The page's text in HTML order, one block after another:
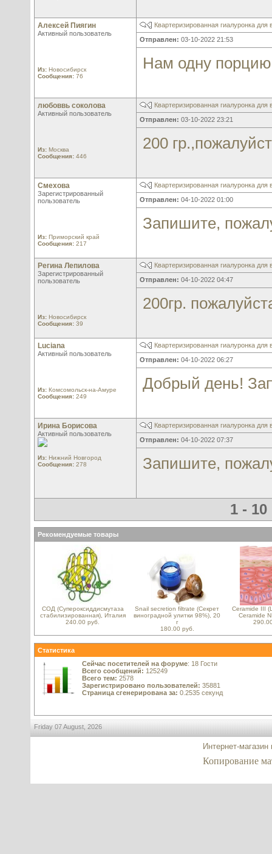
Алексей Пиягин
Активный пользователь
Из: Новосибирск
Сообщения: 76
Квартеризированная гиалуронка для
Отправлен: 03-10-2022 21:53
Нам одну
любоввь соколова
Активный пользователь
Из: Москва
Сообщения: 446
Квартеризированная гиалуронка для
Отправлен: 03-10-2022 23:21
200
Смехова
Зарегистрированный
пользователь
Из: Приморский край
Сообщения: 217
Квартеризированная гиалуронка для
Отправлен: 04-10-2022 01:00
Запишите,
Регина Лепилова
Зарегистрированный
пользователь
Из: Новосибирск
Сообщения: 39
Квартеризированная гиалуронка для
Отправлен: 04-10-2022 04:47
200гр.
Luciana
Активный пользователь
Из: Комсомольск-на-Амуре
Сообщения: 249
Квартеризированная гиалуронка для
Отправлен: 04-10-2022 06:27
Добрый день!
Ирина Борисова
Активный пользователь
Из: Нижний Новгород
Сообщения: 278
Квартеризированная гиалуронка для
Отправлен: 04-10-2022 07:37
Запишите,
1 -
Рекомендуемые товары
СОД (Супероксиддисмутаза
стабилизированная), Италия
240.00 руб.
Snail secretion filtrate (Секрет
виноградной улитки 98%), 20
г
180.00 руб.
Ceramide III
Ceramide
Статистика
Сейчас посетителей на форуме: 18 Гости
Всего сообщений: 125249
Всего тем: 2578
Зарегистрировано пользователей: 35881
Страница сгенерирована за: 0.2535 секунд
Friday 07 August, 2026
Интернет-
Копирование